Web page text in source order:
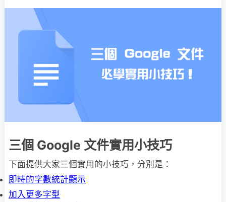
三個 Google 文件實用小技巧
下面提供大家三個實用的小技巧，分別是：
即時的字數統計顯示
加入更多字型